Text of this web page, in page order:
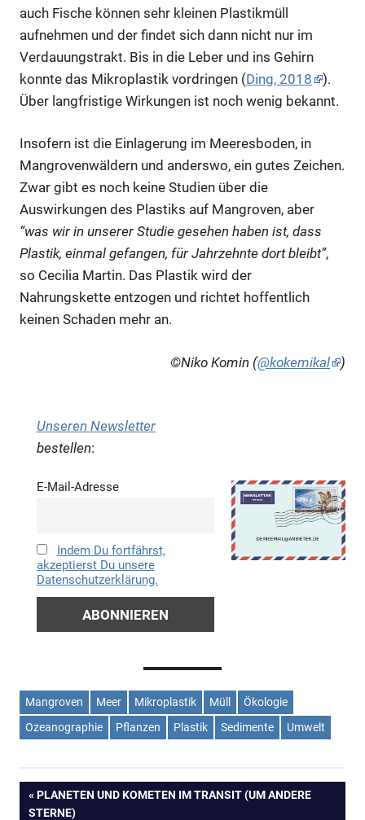
auch Fische können sehr kleinen Plastikmüll
aufnehmen und der findet sich dann nicht nur im
Verdauungstrakt. Bis in die Leber und ins Gehirn
konnte das Mikroplastik vordringen (Ding, 2018
).
Über langfristige Wirkungen ist noch wenig bekannt.
Insofern ist die Einlagerung im Meeresboden, in
Mangrovenwäldern und anderswo, ein gutes Zeichen.
Zwar gibt es noch keine Studien über die
Auswirkungen des Plastiks auf Mangroven, aber
“was wir in unserer Studie gesehen haben ist, dass
Plastik, einmal gefangen, für Jahrzehnte dort bleibt”,
so Cecilia Martin. Das Plastik wird der
Nahrungskette entzogen und richtet hoffentlich
keinen Schaden mehr an.
©Niko Komin (@kokemikal )
Unseren Newsletter
bestellen:
E-Mail-Adresse
Indem Du fortfährst,
akzeptierst Du unsere
Datenschutzerklärung.
Mangroven Meer Mikroplastik Müll
Ökologie
Ozeanographie
Pflanzen Plastik Sedimente Umwelt
Beitragsnavigation
VORHERIGER
BEITRAG:
PLANETEN UND KOMETEN IM TRANSIT (UM ANDERE
STERNE)